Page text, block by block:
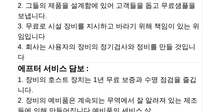
2. 그들의 제품을 설계함에 있어 고객들을 돕고 무료샘플을
보냅니다.
3. 무료로 시설 장비를 지시하고 바라기 위해 책임이 있는 위
임입니다
4. 회사는 사용자의 장비의 정기검사와 정비를 만들 것입니
다
에프터 서비스 담보 :
1. 장비의 호스트 장치는 1년 무료 보증과 수명 점검을 즐깁
니다.
2. 장비의 예비품은 계속되는 무역에서 잘 알려져 있는 제조